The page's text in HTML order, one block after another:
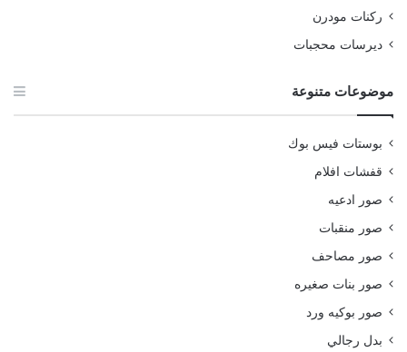
ركنات مودرن
ديرسات محجبات
موضوعات متنوعة
بوستات فيس بوك
قفشات افلام
صور ادعيه
صور منقبات
صور مصاحف
صور بنات صغيره
صور بوكيه ورد
بدل رجالي